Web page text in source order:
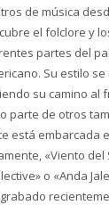
de música
el folclore y
partes del
Su estilo
su camino al
parte de otros
está embarcada
«Viento del
o «Anda